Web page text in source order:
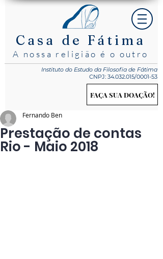
Casa de Fátima
A nossa religião é o outro
Instituto do Estudo da Filosofia de Fátima
CNPJ: 34.032.015/0001-53
FAÇA SUA DOAÇÃO!
Prestação de contas
Rio - Maio 2018
Fernando Ben